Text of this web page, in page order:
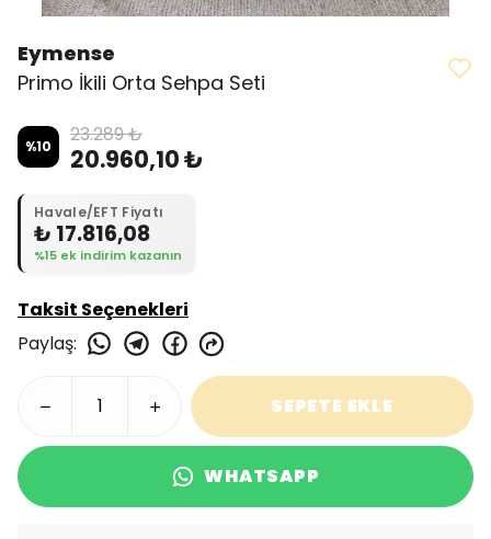
Eymense
Primo İkili Orta Sehpa Seti
%10 23.289 ₺
20.960,10 ₺
Havale/EFT Fiyatı
₺ 17.816,08
%15 ek indirim kazanın
Taksit Seçenekleri
Paylaş:
SEPETE EKLE
WHATSAPP